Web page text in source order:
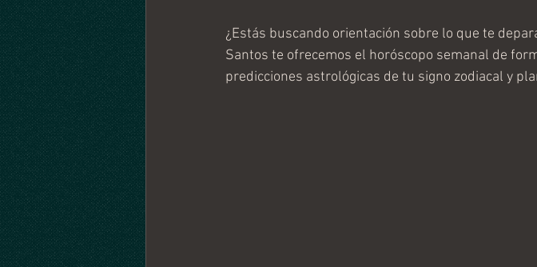
¿Estás buscando orientación sobre lo que te
Santos te ofrecemos el horóscopo semanal de
predicciones astrológicas de tu signo zodiacal y